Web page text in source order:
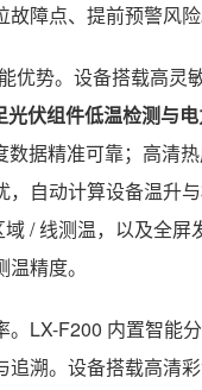
障点、提前预警风险
优势。设备搭载高
伏组件低温检测与
据精准可靠；高清
自动计算设备温升
/ 线测温，以及全
精度。
。LX-F200 内置智能
溯。设备搭载高清